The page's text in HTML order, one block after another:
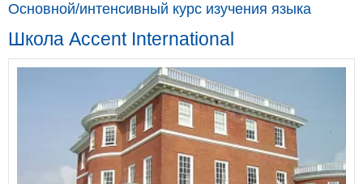
Основной/интенсивный курс изучения языка
Школа Accent International